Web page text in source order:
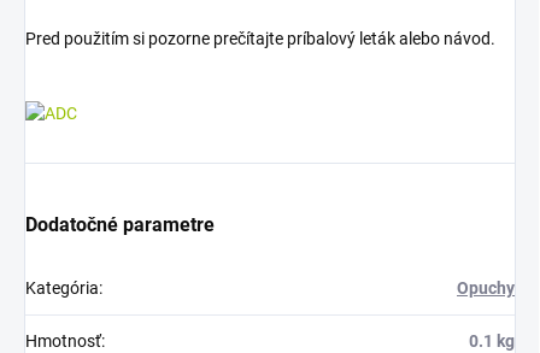
Pred použitím si pozorne prečítajte príbalový leták alebo návod.
Dodatočné parametre
Kategória: Opuchy
Hmotnosť: 0.1 kg